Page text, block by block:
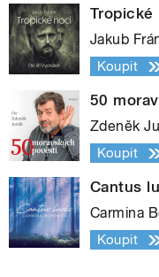
Tropické
Jakub
Koupit
50
Zdeněk
Koupit
Cantus
Carmina
Koupit